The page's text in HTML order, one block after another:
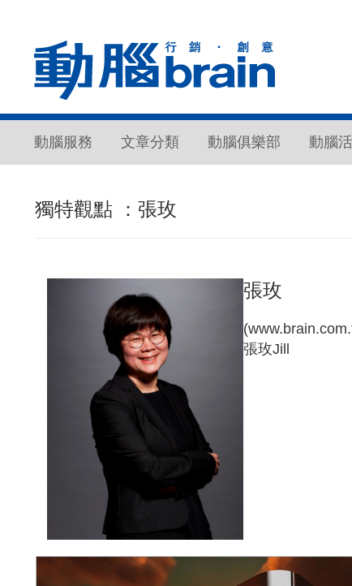
動腦服務 文章分類 動腦俱樂部 動腦
獨特觀點 ：張玫
張玫
張玫Jill